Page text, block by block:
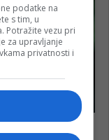
podatke na
s tim, u
Potražite vezu pri
za upravljanje
privatnosti i